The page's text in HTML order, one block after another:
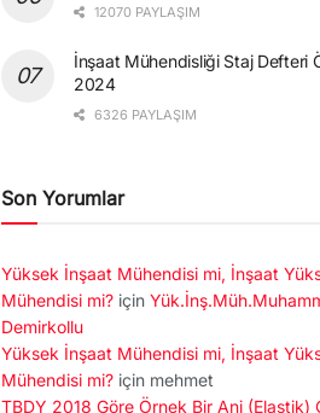
12070 PAYLAŞIM
İnşaat Mühendisliği Staj Defteri
2024
6326 PAYLAŞIM
Son Yorumlar
Yüksek İnşaat Mühendisi mi, İnşaat
Mühendisi mi? için
Demirkollu
Yüksek İnşaat Mühendisi mi, İnşaat
Mühendisi mi? için mehmet
TBDY 2018 Göre Örnek Bir Ani (Elastik)